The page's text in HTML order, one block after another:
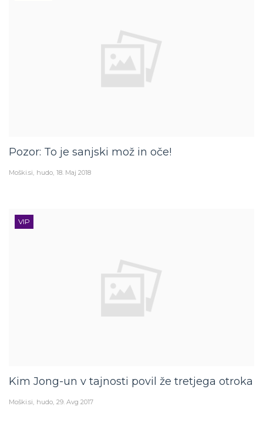
Pozor: To je sanjski mož in oče!
Moški.si hudo 18. Maj 2018
VIP
Kim Jong-un v tajnosti povil že tretjega otroka
Moški.si hudo 29. Avg 2017